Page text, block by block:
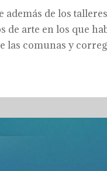
además de los
arte en los que
las comunas y